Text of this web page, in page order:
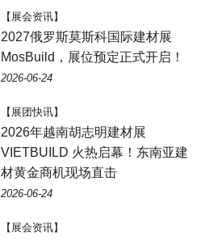
【展会资讯】
2027俄罗斯莫斯科国际建材展
MosBuild，展位预定正式开启！
2026-06-24
【展团快讯】
2026年越南胡志明建材展
VIETBUILD 火热启幕！东南亚建
材黄金商机现场直击
2026-06-24
【展会资讯】